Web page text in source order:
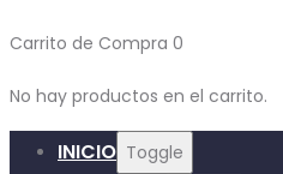
Carrito de Compra 0
No hay productos en el carrito.
INICIO Toggle